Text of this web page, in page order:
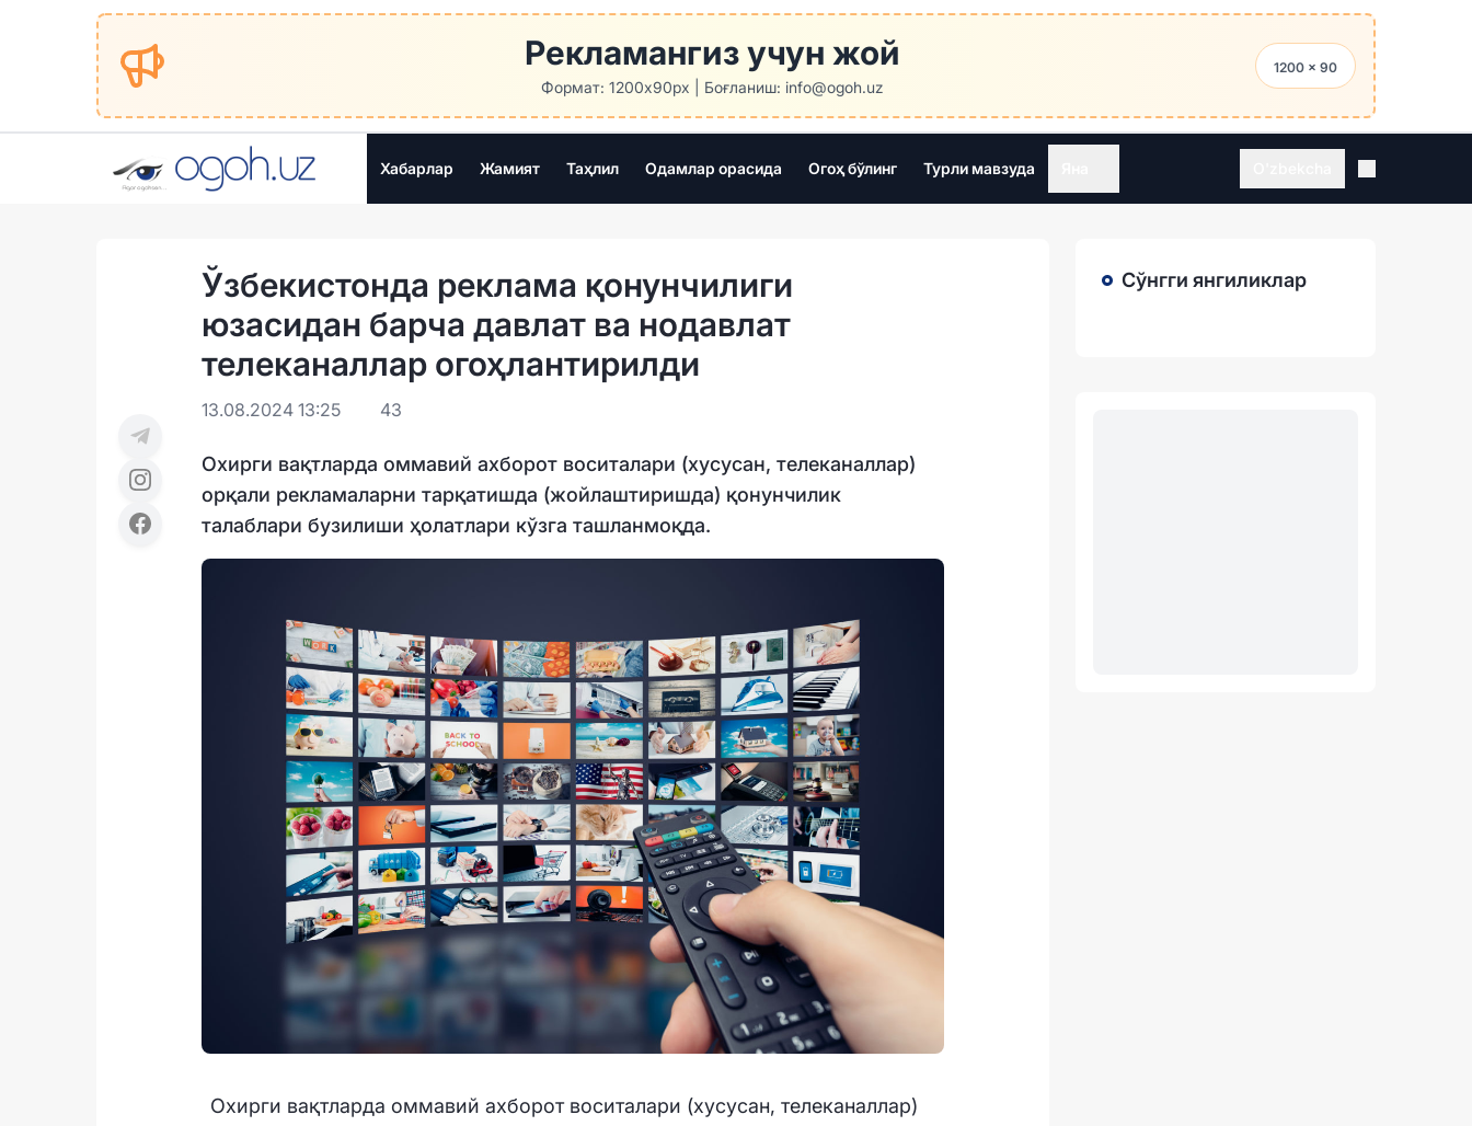
Рекламангиз учун жой
Формат: 1200x90px | Боғланиш: info@ogoh.uz
1200 × 90
Хабарлар Жамият Таҳлил Одамлар орасида Огоҳ бўлинг Турли мавзуда
Ўзбекистонда реклама қонунчилиги
юзасидан барча давлат ва нодавлат
телеканаллар огоҳлантирилди
13.08.2024 13:25 43
Охирги вақтларда оммавий ахборот воситалари (хусусан, телеканаллар)
орқали рекламаларни тарқатишда (жойлаштиришда) қонунчилик
талаблари бузилиши ҳолатлари кўзга ташланмоқда.
Охирги вақтларда оммавий ахборот воситалари (хусусан, телеканаллар)
Сўнгги янгиликлар